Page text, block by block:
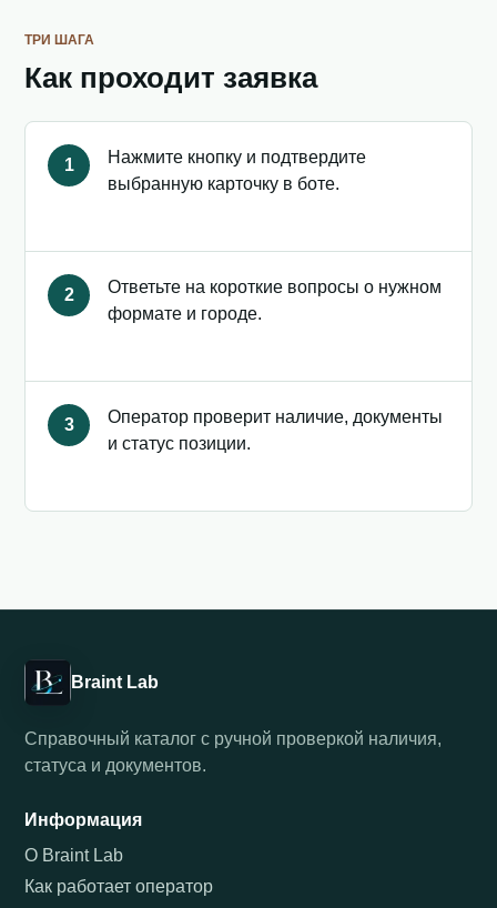
ТРИ ШАГА
Как проходит заявка
1
Нажмите кнопку и подтвердите
выбранную карточку в боте.
2
Ответьте на короткие вопросы о нужном
формате и городе.
3
Оператор проверит наличие, документы
и статус позиции.
Braint Lab
Справочный каталог с ручной проверкой наличия,
статуса и документов.
Информация
О Braint Lab
Как работает оператор